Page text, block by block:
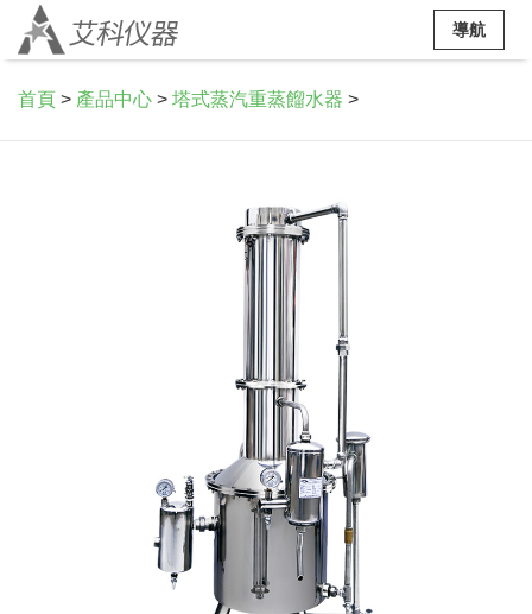
導航
首頁 > 產品中心 > 塔式蒸汽重蒸餾水器 >